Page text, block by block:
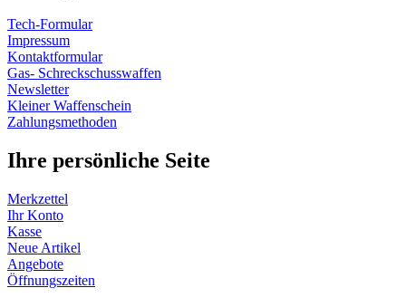
Tech-Formular
Impressum
Kontaktformular
Gas- Schreckschusswaffen
Newsletter
Kleiner Waffenschein
Zahlungsmethoden
Ihre persönliche Seite
Merkzettel
Ihr Konto
Kasse
Neue Artikel
Angebote
Öffnungszeiten